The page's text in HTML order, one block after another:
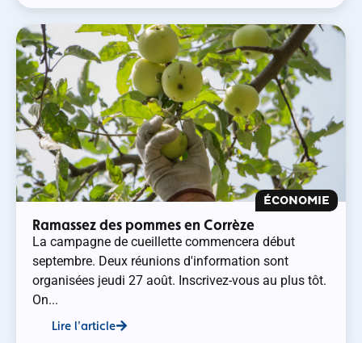
ÉCONOMIE
Ramassez des pommes en Corrèze
La campagne de cueillette commencera début
septembre. Deux réunions d'information sont
organisées jeudi 27 août. Inscrivez-vous au plus tôt.
On...
Lire l'article